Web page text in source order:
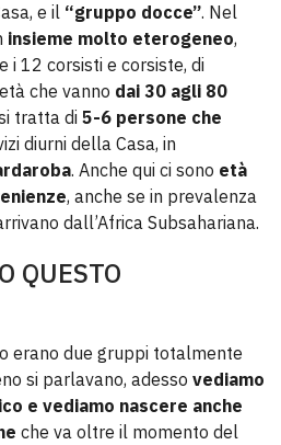
e il “gruppo docce”. Nel
insieme molto eterogeneo,
i 12 corsisti e corsiste, di
che vanno dai 30 agli 80
tratta di 5-6 persone che
diurni della Casa, in
. Anche qui ci sono età
, anche se in prevalenza
dall’Africa Subsahariana.
QUESTO
erano due gruppi totalmente
si parlavano, adesso vediamo
e vediamo nascere anche
che va oltre il momento del